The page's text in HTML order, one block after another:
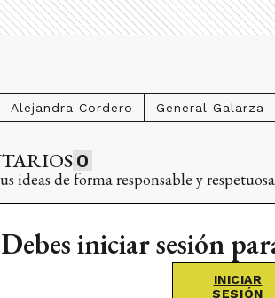
Alejandra Cordero General Galarza
0
ideas de forma responsable y
Debes iniciar sesión
INICIAR
SESIÓN